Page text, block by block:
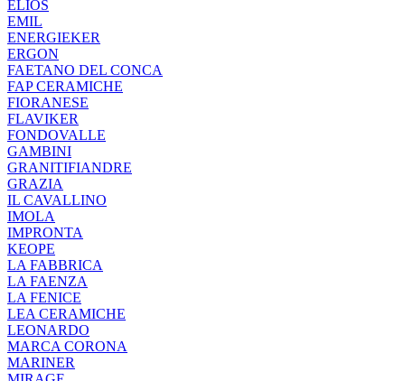
ELIOS
EMIL
ENERGIEKER
ERGON
FAETANO DEL CONCA
FAP CERAMICHE
FIORANESE
FLAVIKER
FONDOVALLE
GAMBINI
GRANITIFIANDRE
GRAZIA
IL CAVALLINO
IMOLA
IMPRONTA
KEOPE
LA FABBRICA
LA FAENZA
LA FENICE
LEA CERAMICHE
LEONARDO
MARCA CORONA
MARINER